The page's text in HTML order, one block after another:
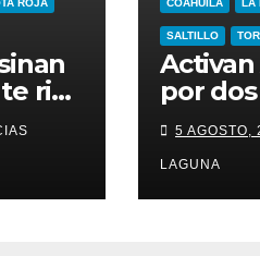
ROJA
riña
COAHUILA LA
SALTILLO
por
5 AGOSTO,
LAGUNA